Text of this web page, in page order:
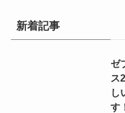
新着記事
ゼ
ス
し
す